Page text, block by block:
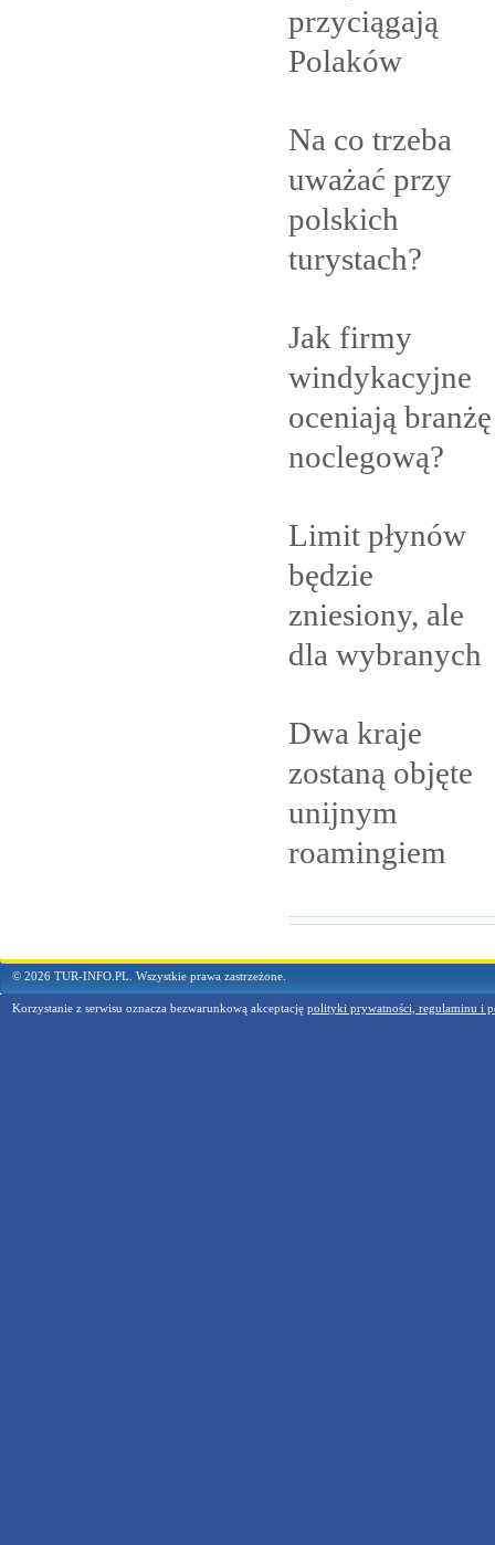
przyciągają
Polaków
Na co trzeba
uważać przy
polskich
turystach?
Jak firmy
windykacyjne
oceniają branżę
noclegową?
Limit płynów
będzie
zniesiony, ale
dla wybranych
Dwa kraje
zostaną objęte
unijnym
roamingiem
© 2026 TUR-INFO.PL. Wszystkie prawa zastrzeżone.
Korzystanie z serwisu oznacza bezwarunkową akceptację polityki prywatności, regulaminu i